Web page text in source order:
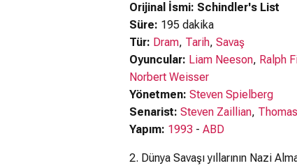
Orijinal İsmi: Schindler's List
Süre: 195 dakika
Tür: Dram, Tarih, Savaş
Oyuncular: Liam Neeson, Ralph
Norbert Weisser
Yönetmen: Steven Spielberg
Senarist: Steven Zaillian,
Yapım: 1993 - ABD
2. Dünya Savaşı yıllarının Nazi